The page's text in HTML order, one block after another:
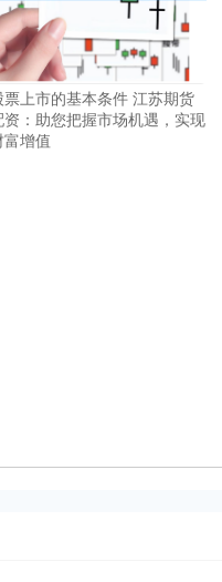
票上市的基本条件 江苏期货
资：助您把握市场机遇，实现
富增值